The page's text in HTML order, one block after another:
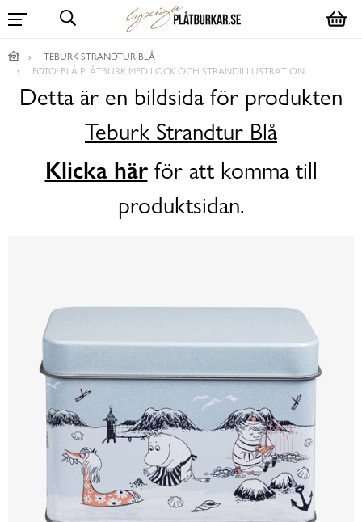
TEBURK STRANDTUR BLÅ
FOTO: BLÅ PLÅTBURK MED LOCK OCH STRANDILLUSTRATION
Detta är en bildsida för produkten
Teburk Strandtur Blå
Klicka härför att komma till
produktsidan.